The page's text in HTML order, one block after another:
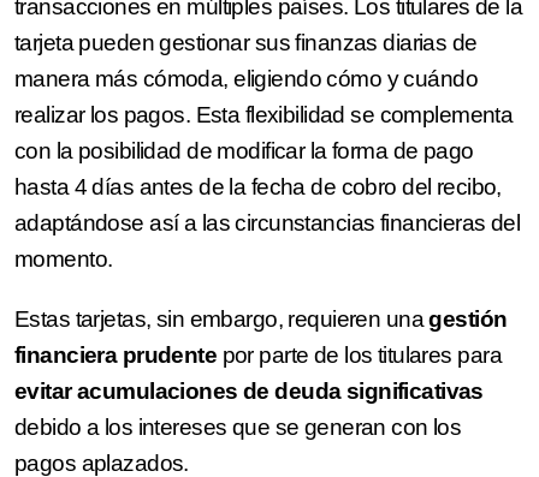
transacciones en múltiples países. Los titulares de la
tarjeta pueden gestionar sus finanzas diarias de
manera más cómoda, eligiendo cómo y cuándo
realizar los pagos. Esta flexibilidad se complementa
con la posibilidad de modificar la forma de pago
hasta 4 días antes de la fecha de cobro del recibo,
adaptándose así a las circunstancias financieras del
momento.
Estas tarjetas, sin embargo, requieren unagestión
financiera prudente por parte de los titulares para
evitar acumulaciones de deuda significativas
debido a los intereses que se generan con los
pagos aplazados.